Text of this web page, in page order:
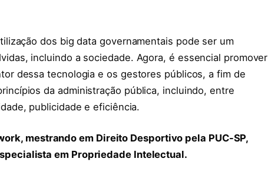
dos big data governamentais pode ser um
incluindo a sociedade. Agora, é essencial promover
dessa tecnologia e os gestores públicos, a fim de
da administração pública, incluindo, entre
publicidade e eficiência.
mestrando em Direito Desportivo pela PUC-SP,
em Propriedade Intelectual.